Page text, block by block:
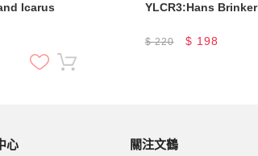
Icarus YLCR3:Hans Brinker
$220 $ 198
心 關注文鶴